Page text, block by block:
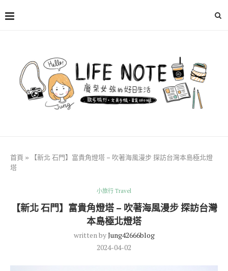
首頁 »
【新北 石門】富貴角燈塔 – 吹著海風漫步 探訪台灣本島極北燈
塔
小旅行 Travel
【新北 石門】富貴角燈塔 – 吹著海風漫步 探訪台灣
本島極北燈塔
written byJung42666blog
2024-04-02